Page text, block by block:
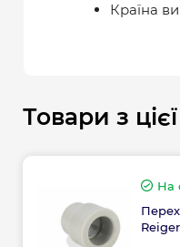
Країна
Товари з
На